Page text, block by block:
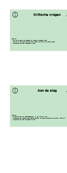
Kritische vragen
Checklist:
Zorg voor afwisseling in het aanbieden van kritsische of filosofische vragen.
Zorg dat de vragen duidelijk aansluiten bij het lesdoel en de fase van het creatieve proces.
Differentiëren waar nodig: heterogeen en flexibel.
Aan de slag
Checklist:
Expliciete instructie voor toepassingsopdracht: wat, hoe, hoe lang, klaar?
Bij technieken eerst voordoen, daarna begeleidt inoefenen, vervolgens zelfstanding en weer samen (ik-wij-jij/jullie-wij)
Differentiëren waar nodig: heterogeen en flexibel.